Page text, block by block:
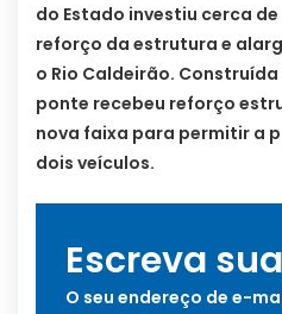
do Estado investiu cerca de
reforço da estrutura e
o Rio Caldeirão.
ponte recebeu reforço
nova faixa para permitir a
dois veículos.
Escreva
O seu endereço de e-